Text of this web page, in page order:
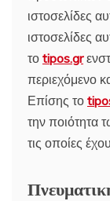
ιστοσελίδες
ιστοσελίδες
το tipos.gr
περιεχόμενο
Επίσης το
την ποιότητα
τις οποίες